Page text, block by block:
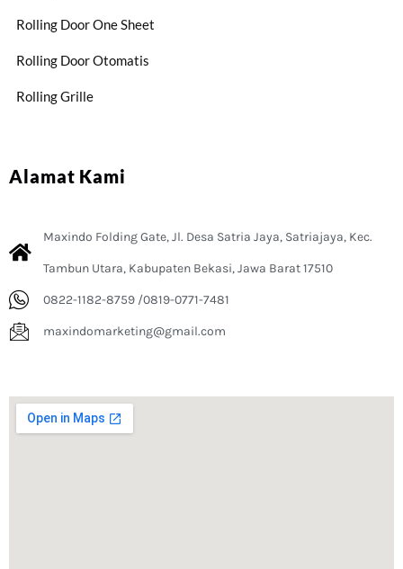
Rolling Door One Sheet
Rolling Door Otomatis
Rolling Grille
Alamat Kami
Maxindo Folding Gate, Jl. Desa Satria Jaya, Satriajaya, Kec.
Tambun Utara, Kabupaten Bekasi, Jawa Barat 17510
0822-1182-8759 /0819-0771-7481
maxindomarketing@gmail.com